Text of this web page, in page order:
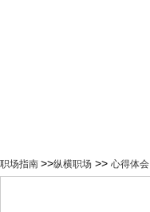
职场指南 >>纵横职场 >> 心得体会